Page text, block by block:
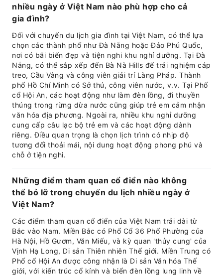
nhiều ngày ở Việt Nam nào phù hợp cho cả
gia đình?
Đối với chuyến du lịch gia đình tại Việt Nam, có thể lựa
chọn các thành phố như Đà Nẵng hoặc Đảo Phú Quốc,
nơi có bãi biển đẹp và tiện nghi khu nghỉ dưỡng. Tại Đà
Nẵng, có thể sắp xếp đến Bà Nà Hills để trải nghiệm cáp
treo, Cầu Vàng và công viên giải trí Làng Pháp. Thành
phố Hồ Chí Minh có Sở thú, công viên nước, v.v. Tại Phố
cổ Hội An, các hoạt động như làm đèn lồng, đi thuyền
thúng trong rừng dừa nước cũng giúp trẻ em cảm nhận
văn hóa địa phương. Ngoài ra, nhiều khu nghỉ dưỡng
cung cấp câu lạc bộ trẻ em và các hoạt động dành
riêng. Điều quan trọng là chọn lịch trình có nhịp độ
tương đối thoải mái, nội dung hoạt động phong phú và
chỗ ở tiện nghi.
Những điểm tham quan cổ điển nào không
thể bỏ lỡ trong chuyến du lịch nhiều ngày ở
Việt Nam?
Các điểm tham quan cổ điển của Việt Nam trải dài từ
Bắc vào Nam. Miền Bắc có Phố Cổ 36 Phố Phường của
Hà Nội, Hồ Gươm, Văn Miếu, và kỳ quan 'thủy cung' của
Vịnh Hạ Long, Di sản Thiên nhiên Thế giới. Miền Trung có
Phố cổ Hội An được công nhận là Di sản Văn hóa Thế
giới, với kiến trúc cổ kính và biển đèn lồng lung linh về